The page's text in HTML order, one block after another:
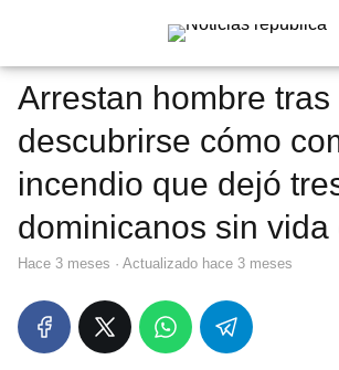
Arrestan hombre tras
descubrirse cómo
incendio que dejó
dominicanos sin vida
hace 3 meses · Actualizado hace 3 meses